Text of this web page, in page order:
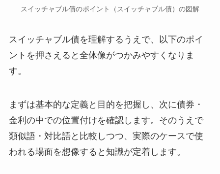
スイッチャブル債のポイント（スイッチャブル債）の図解
スイッチャブル債を理解するうえで、以下のポイ
ントを押さえると全体像がつかみやすくなりま
す。
まずは基本的な定義と目的を把握し、次に債券・
金利の中での位置付けを確認します。そのうえで
類似語・対比語と比較しつつ、実際のケースで使
われる場面を想像すると知識が定着します。